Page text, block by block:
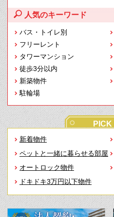
人気のキーワード
バス・トイレ別
フリーレント
タワーマンション
徒歩3分以内
新築物件
駐輪場
PICK
新着物件
ペットと一緒に暮らせる部屋
オートロック物件
ドキドキ3万円以下物件